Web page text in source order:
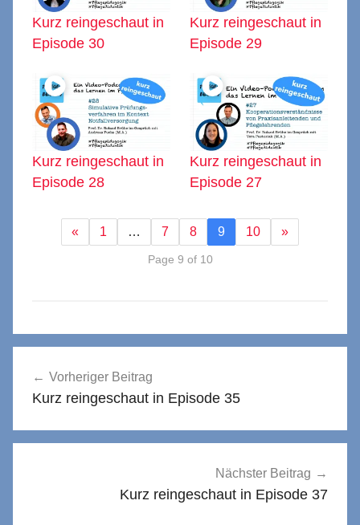
Kurz reingeschaut in
Episode 30
Kurz reingeschaut in
Episode 29
Kurz reingeschaut in
Episode 28
Kurz reingeschaut in
Episode 27
« 1 … 7 8 9 10 »
Page 9 of 10
Vorheriger Beitrag
Kurz reingeschaut in Episode 35
Nächster Beitrag
Kurz reingeschaut in Episode 37